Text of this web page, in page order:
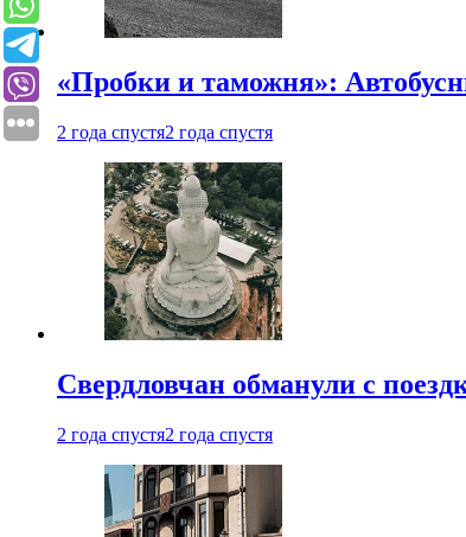
«Пробки и таможня»:
2 года спустя2 года спустя
Свердловчан обманули с
2 года спустя2 года спустя